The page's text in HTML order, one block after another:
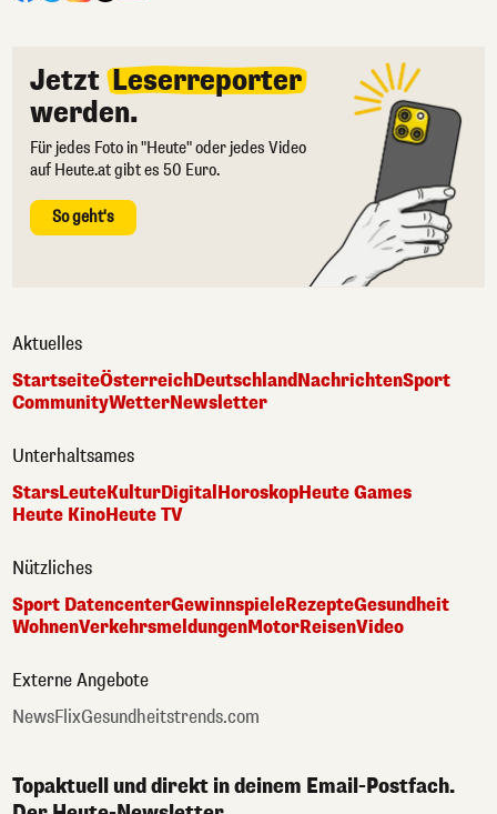
Jetzt Leserreporter
werden.
Für jedes Foto in "Heute" oder jedes Video
auf Heute.at gibt es 50 Euro.
So geht's
Aktuelles
StartseiteÖsterreichDeutschlandNachrichtenSport
CommunityWetterNewsletter
Unterhaltsames
StarsLeuteKulturDigital HoroskopHeute Games
Heute KinoHeute TV
Nützliches
Sport DatencenterGewinnspieleRezepteGesundheit
WohnenVerkehrsmeldungenMotorReisenVideo
Externe Angebote
NewsFlixGesundheitstrends.com
Topaktuell und direkt in deinem Email-Postfach.